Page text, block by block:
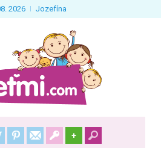
2026 Jozefína
+